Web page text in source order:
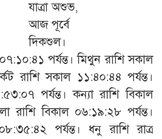
যাত্রা অশুভ,
আজ পূর্বে
দিকশুল।
পর্যন্ত। মিথুন রাশি সকাল
রাশি সকাল ১১:৪০:৪৪ পর্যন্ত।
পর্যন্ত। কন্যা রাশি বিকাল
রাশি বিকাল ০৬:১৯:২৮ পর্যন্ত।
পর্যন্ত। ধনু রাশি রাত্র